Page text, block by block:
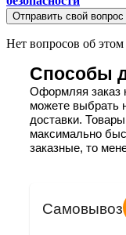
Отправить свой вопрос
Нет вопросов об этом
Способы
Оформляя заказ
можете выбрать
доставки.
максимально
заказные, то
Самовывоз